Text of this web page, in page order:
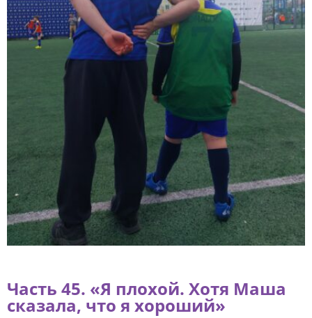
Часть 45. «Я плохой. Хотя Маша
сказала, что я хороший»